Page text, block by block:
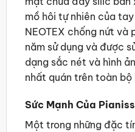
mồ hôi tự nhiên của
NEOTEX chống nứt và
năm sử dụng và được
dạng sắc nét và hình
nhất quán trên toàn bộ
Sức Mạnh Của
Một trong những đặc